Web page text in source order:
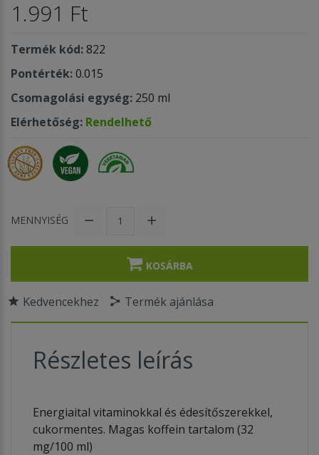
1.991 Ft
Termék kód:822
Pontérték:0.015
Csomagolási egység: 250 ml
Elérhetőség: Rendelhető
MENNYISÉG
KOSÁRBA
Kedvencekhez Termék ajánlása
Részletes leírás
Energiaital vitaminokkal és édesítőszerekkel,
cukormentes. Magas koffein tartalom (32
mg/100 ml)